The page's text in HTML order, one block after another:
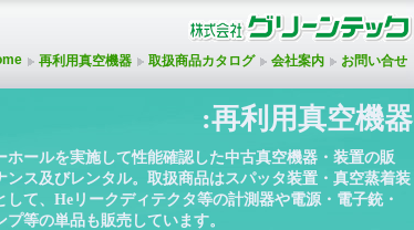
再利用真空機器 取扱商品カタログ 会社案内 お問い合せ
:再利用真空機器
ホールを実施して性能確認した中古真空機器・装置の販
ンス及びレンタル。取扱商品はスパッタ装置・真空蒸着装
して、Heリークディテクタ等の計測器や電源・電子銃・
プ等の単品も販売しています。